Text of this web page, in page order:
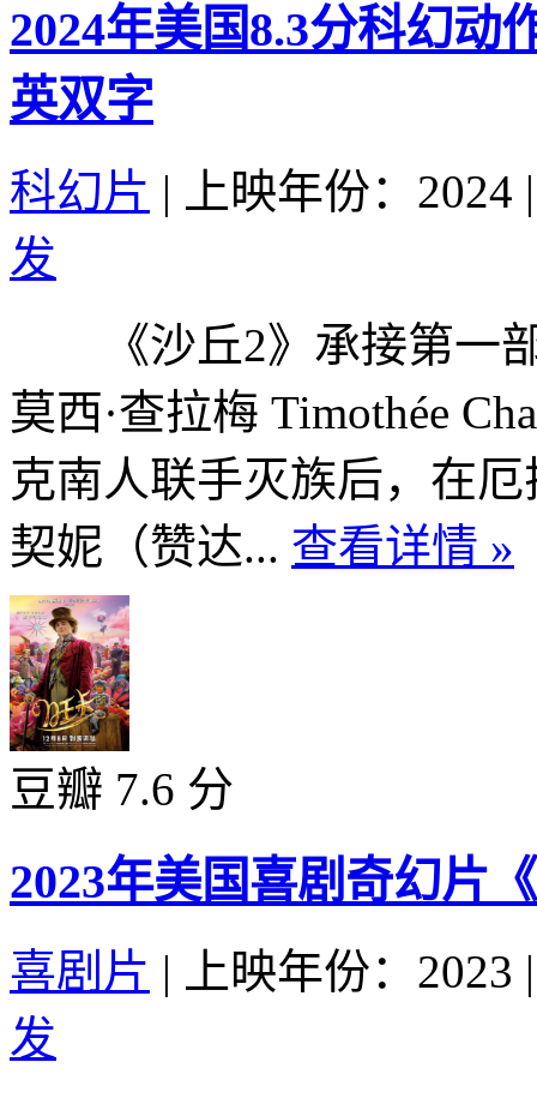
2024年美国8.3分科幻动
英双字
科幻片 | 上映年份：2024 |
发
《沙丘2》承接第一部
莫西·查拉梅 Timothée
克南人联手灭族后，在
契妮（赞达... 查看详情 »
豆瓣 7.6 分
2023年美国喜剧奇幻片
喜剧片 | 上映年份：2023 |
发